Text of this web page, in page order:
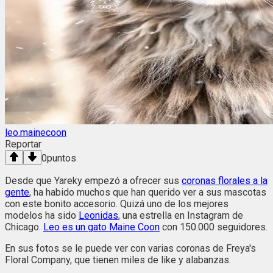
leo.mainecoon
Reportar
0puntos
Desde que Yareky empezó a ofrecer sus coronas florales a la
gente, ha habido muchos que han querido ver a sus mascotas
con este bonito accesorio. Quizá uno de los mejores
modelos ha sido Leonidas, una estrella en Instagram de
Chicago. Leo es un gato Maine Coon con 150.000 seguidores.
En sus fotos se le puede ver con varias coronas de Freya's
Floral Company, que tienen miles de like y alabanzas.